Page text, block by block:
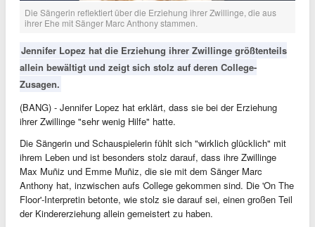
Die Sängerin reflektiert über die Erziehung ihrer Zwillinge, die aus
ihrer Ehe mit Sänger Marc Anthony stammen.
Jennifer Lopez hat die Erziehung ihrer Zwillinge größtenteils
allein bewältigt und zeigt sich stolz auf deren College-
Zusagen.
(BANG) - Jennifer Lopez hat erklärt, dass sie bei der Erziehung
ihrer Zwillinge "sehr wenig Hilfe" hatte.
Die Sängerin und Schauspielerin fühlt sich "wirklich glücklich" mit
ihrem Leben und ist besonders stolz darauf, dass ihre Zwillinge
Max Muñiz und Emme Muñiz, die sie mit dem Sänger Marc
Anthony hat, inzwischen aufs College gekommen sind. Die 'On The
Floor'-Interpretin betonte, wie stolz sie darauf sei, einen großen Teil
der Kindererziehung allein gemeistert zu haben.